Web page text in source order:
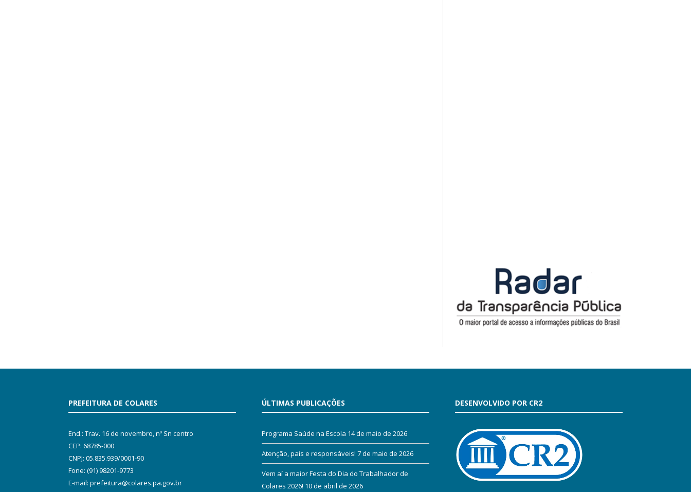
PREFEITURA DE COLARES
End.: Trav. 16 de novembro, nº Sn centro
CEP: 68785-000
CNPJ: 05.835.939/0001-90
Fone: (91) 98201-9773
E-mail: prefeitura@colares.pa.gov.br
ÚLTIMAS PUBLICAÇÕES
Programa Saúde na Escola 14 de maio de 2026
Atenção, pais e responsáveis! 7 de maio de 2026
Vem aí a maior Festa do Dia do Trabalhador de
Colares 2026! 10 de abril de 2026
DESENVOLVIDO POR CR2